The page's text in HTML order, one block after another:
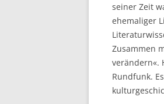
seiner Zeit
ehemaliger
Zusammen
verändern«.
Rundfunk.